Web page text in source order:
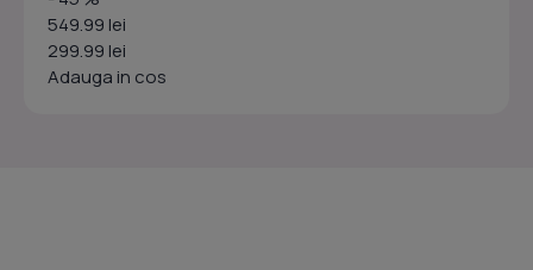
549.99 lei
299.99 lei
Adauga in cos